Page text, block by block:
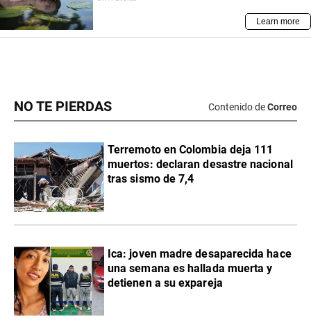
NO TE PIERDAS Contenido deCorreo
Terremoto en Colombia deja 111
muertos: declaran desastre nacional
tras sismo de 7,4
Ica: joven madre desaparecida hace
una semana es hallada muerta y
detienen a su expareja